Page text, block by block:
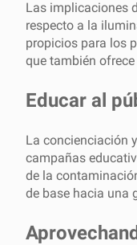
Las implicaciones
respecto a la
propicios para los
que también
Educar al
La concienciación
campañas
de la
de base hacia una